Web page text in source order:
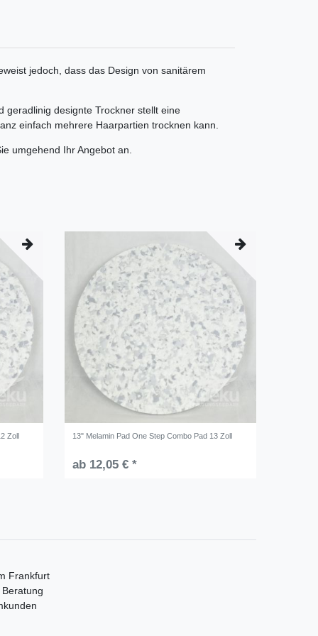
jedoch, dass das Design von sanitärem
geradlinig designte Trockner stellt eine
einfach mehrere Haarpartien trocknen kann.
umgehend Ihr Angebot an.
Zoll 13" Melamin Pad One Step Combo Pad 13 Zoll
ab 12,05 € *
Frankfurt